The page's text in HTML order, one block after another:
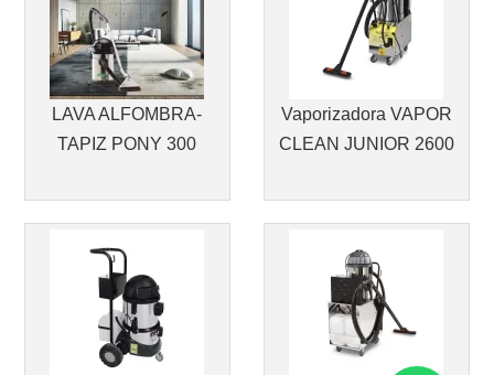
LAVA ALFOMBRA-
TAPIZ PONY 300
Vaporizadora VAPOR
CLEAN JUNIOR 2600